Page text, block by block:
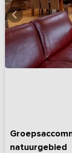
natuurgebied